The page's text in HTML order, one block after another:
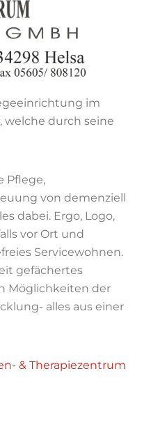
im
welche durch seine
Pflege,
von demenziell
dabei. Ergo, Logo,
vor Ort und
Servicewohnen.
gefächertes
Möglichkeiten der
alles aus einer
& Therapiezentrum